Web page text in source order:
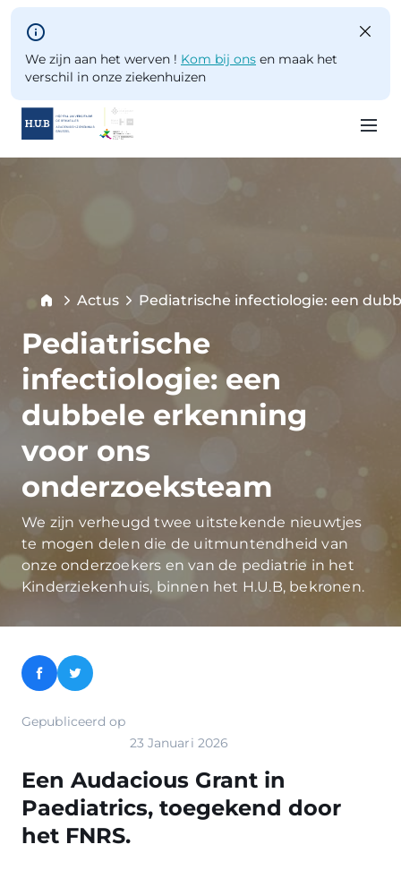
Skip to main content
We zijn aan het werven ! Kom bij ons en maak het
verschil in onze ziekenhuizen
Breadcrumb
Actus Pediatrische infectiologie: een
Pediatrische
infectiologie: een
dubbele erkenning
voor ons
onderzoeksteam
We zijn verheugd twee uitstekende nieuwtjes
te mogen delen die de uitmuntendheid van
onze onderzoekers en van de pediatrie in het
Kinderziekenhuis, binnen het H.U.B, bekronen.
Facebook
Twitter
Gepubliceerd op
23 Januari 2026
Een Audacious Grant in
Paediatrics, toegekend door
het FNRS.